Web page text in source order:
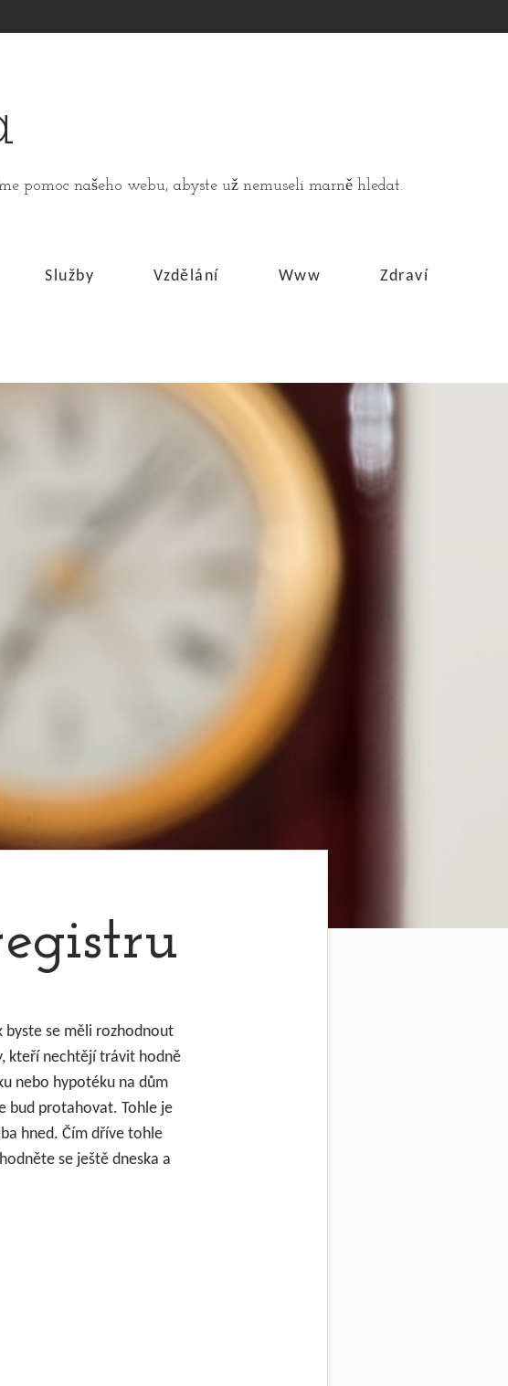
pomoc našeho webu, abyste už nemuseli marně hledat.
Služby Vzdělání Www Zdraví
byste se měli rozhodnout
kteří nechtějí trávit hodně
nebo hypotéku na dům
bud protahovat. Tohle je
hned. Čím dříve tohle
se ještě dneska a